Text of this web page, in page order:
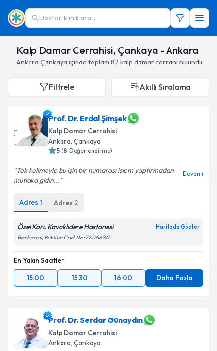
Doktor, klinik ara...
Kalp Damar Cerrahisi, Çankaya - Ankara
Ankara Çankaya içinde toplam 87 kalp damar cerrahı bulundu
Filtrele Akıllı Sıralama
Prof. Dr. Erdal Şimşek
Kalp Damar Cerrahisi
Ankara, Çankaya
5 (8 Değerlendirme)
Tek kelimeyle bu işin bir numarası işlem yaptırmadan
mutlaka gidin...
Devamı
Adres 1 Adres 2
Özel Koru Kavaklıdere Hastanesi Haritada Göster
Barbaros, Büklüm Cad.No:72 06680
En Yakın Saatler
15:00
15:30 16:00 Daha Fazla
Prof. Dr. Serdar Günaydın
Kalp Damar Cerrahisi
Ankara, Çankaya